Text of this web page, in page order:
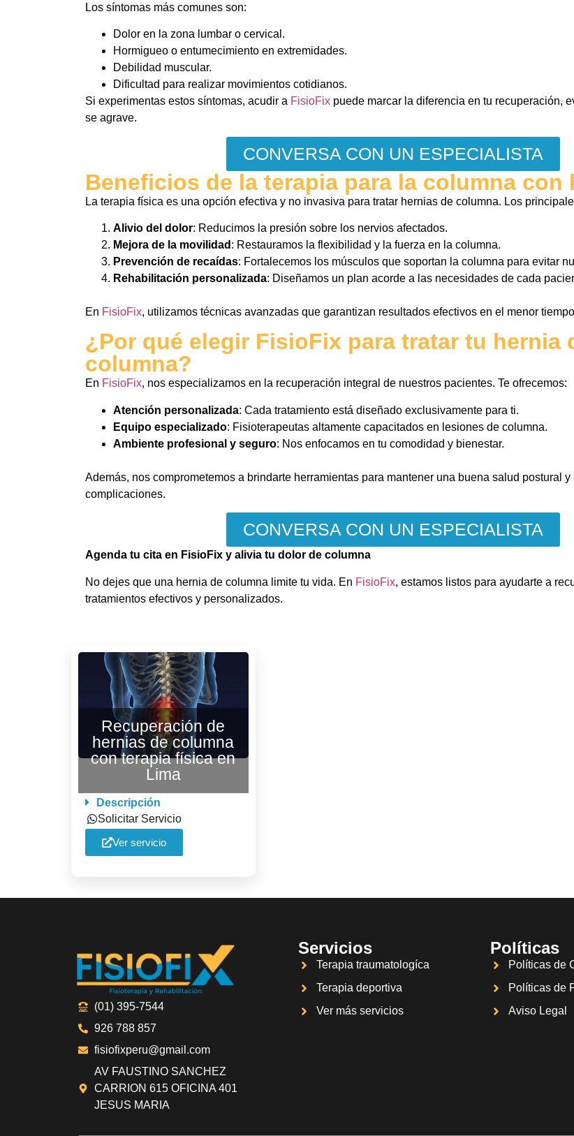
Los síntomas más comunes son:
Dolor en la zona lumbar o cervical.
Hormigueo o entumecimiento en extremidades.
Debilidad muscular.
Dificultad para realizar movimientos cotidianos.
Si experimentas estos síntomas, acudir a FisioFix puede marcar la diferencia en tu recuperación,
se agrave.
CONVERSA CON UN ESPECIALISTA
Beneficios de la terapia para la columna con
La terapia física es una opción efectiva y no invasiva para tratar hernias de columna. Los
Alivio del dolor: Reducimos la presión sobre los nervios afectados.
Mejora de la movilidad : Restauramos la flexibilidad y la fuerza en la columna.
Prevención de recaídas: Fortalecemos los músculos que soportan la columna para evitar
Rehabilitación personalizada: Diseñamos un plan acorde a las necesidades de cada
En FisioFix, utilizamos técnicas avanzadas que garantizan resultados efectivos en el menor
¿Por qué elegir FisioFix para tratar tu hernia
columna?
En FisioFix, nos especializamos en la recuperación integral de nuestros pacientes. Te ofrecemos:
Atención personalizada: Cada tratamiento está diseñado exclusivamente para ti.
Equipo especializado: Fisioterapeutas altamente capacitados en lesiones de columna.
Ambiente profesional y seguro: Nos enfocamos en tu comodidad y bienestar.
Además, nos comprometemos a brindarte herramientas para mantener una buena salud postural y
complicaciones.
CONVERSA CON UN ESPECIALISTA
Agenda tu cita en FisioFix y alivia tu dolor de columna
No dejes que una hernia de columna limite tu vida. En FisioFix, estamos listos para ayudarte a
tratamientos efectivos y personalizados.
Recuperación de
hernias de columna
con terapia física en
Lima
Descripción
Solicitar Servicio
Ver servicio
(01) 395-7544
926 788 857
fisiofixperu@gmail.com
AV FAUSTINO SANCHEZ
CARRION 615 OFICINA 401
JESUS MARIA
Servicios
Terapia traumatologíca
Terapia deportiva
Ver más servicios
Políticas
Políticas de
Políticas de
Aviso Legal